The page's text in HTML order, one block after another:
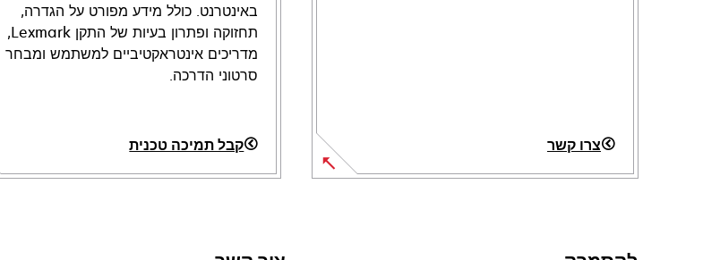
צרו קשר
באינטרנט. כולל מידע מפורט על הגדרה,
תחזוקה ופתרון בעיות של התקן Lexmark,
מדריכים אינטראקטיביים למשתמש ומבחר
סרטוני הדרכה.
קבל תמיכה טכנית
opens